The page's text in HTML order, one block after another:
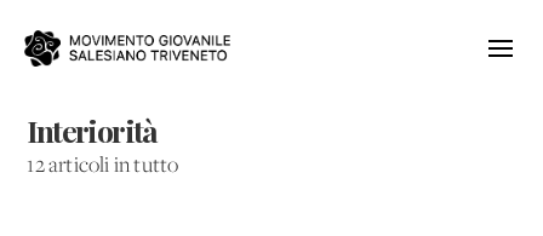
Interiorità
12 articoli in tutto